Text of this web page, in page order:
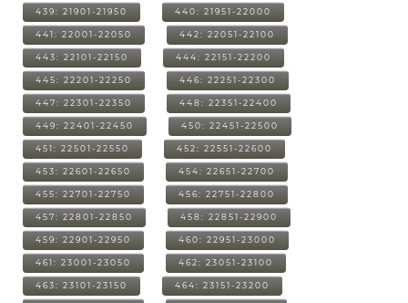
439: 21901-21950 440: 21951-22000
441: 22001-22050 442: 22051-22100
443: 22101-22150 444: 22151-22200
445: 22201-22250 446: 22251-22300
447: 22301-22350 448: 22351-22400
449: 22401-22450 450: 22451-22500
451: 22501-22550 452: 22551-22600
453: 22601-22650 454: 22651-22700
455: 22701-22750 456: 22751-22800
457: 22801-22850 458: 22851-22900
459: 22901-22950 460: 22951-23000
461: 23001-23050 462: 23051-23100
463: 23101-23150 464: 23151-23200